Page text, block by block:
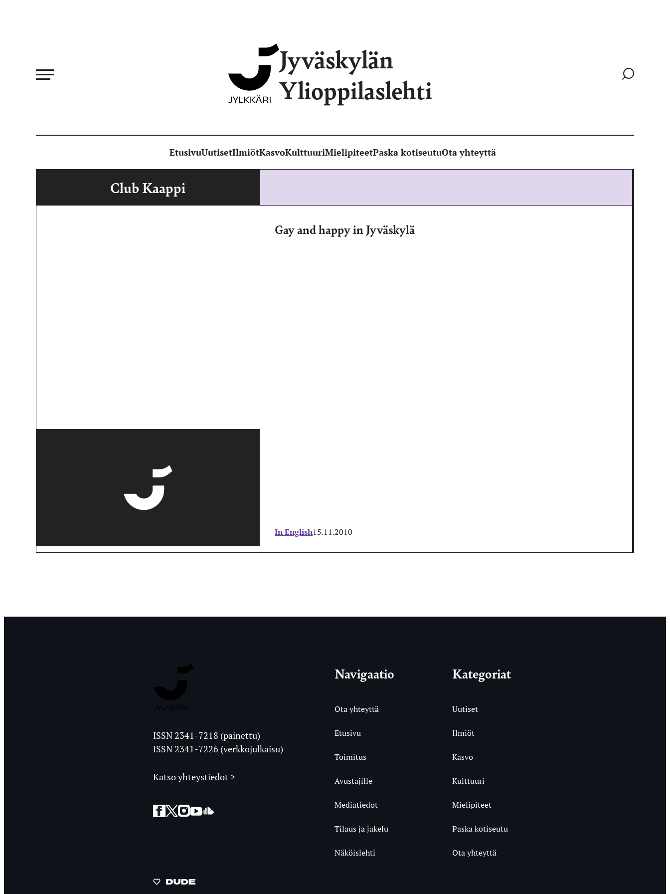
Jyväskylän
Ylioppilaslehti
Siirry
EtusivuUutisetIlmiötKasvoKulttuuriMielipiteetPaska kotiseutuOta yhteyttä
Club Kaappi
Gay and happy in Jyväskylä
In English15.11.2010
Ylioppilaslehti
ISSN 2341-7218 (painettu)
ISSN 2341-7226 (verkkojulkaisu)
Katso yhteystiedot >
Facebook
Twitter
Instagram
YouTubeSoundCloud
Navigaatio
Ota yhteyttä
Etusivu
Toimitus
Avustajille
Mediatiedot
Tilaus ja jakelu
Näköislehti
Kategoriat
Uutiset
Ilmiöt
Kasvo
Kulttuuri
Mielipiteet
Paska kotiseutu
Ota yhteyttä